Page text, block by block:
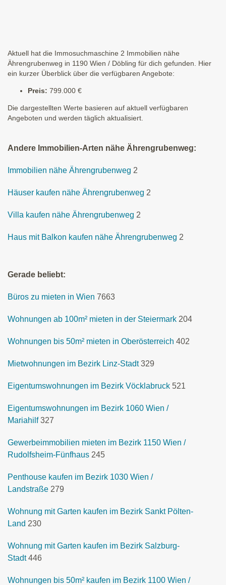
Aktuell hat die Immosuchmaschine 2 Immobilien nähe
Ährengrubenweg in 1190 Wien / Döbling für dich gefunden. Hier
ein kurzer Überblick über die verfügbaren Angebote:
Preis: 799.000 €
Die dargestellten Werte basieren auf aktuell verfügbaren
Angeboten und werden täglich aktualisiert.
Andere Immobilien-Arten nähe Ährengrubenweg:
Immobilien nähe Ährengrubenweg 2
Häuser kaufen nähe Ährengrubenweg 2
Villa kaufen nähe Ährengrubenweg 2
Haus mit Balkon kaufen nähe Ährengrubenweg 2
Gerade beliebt:
Büros zu mieten in Wien 7663
Wohnungen ab 100m² mieten in der Steiermark 204
Wohnungen bis 50m² mieten in Oberösterreich 402
Mietwohnungen im Bezirk Linz-Stadt 329
Eigentumswohnungen im Bezirk Vöcklabruck 521
Eigentumswohnungen im Bezirk 1060 Wien /
Mariahilf 327
Gewerbeimmobilien mieten im Bezirk 1150 Wien /
Rudolfsheim-Fünfhaus 245
Penthouse kaufen im Bezirk 1030 Wien /
Landstraße 279
Wohnung mit Garten kaufen im Bezirk Sankt Pölten-
Land 230
Wohnung mit Garten kaufen im Bezirk Salzburg-
Stadt 446
Wohnungen bis 50m² kaufen im Bezirk 1100 Wien /